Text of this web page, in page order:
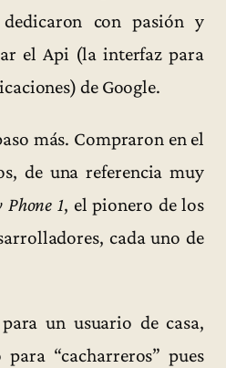
con pasión y
el Api (la interfaz para
de Google.
más. Compraron en el
de una referencia muy
1, el pionero de los
cada uno de
un usuario de casa,
“cacharreros” pues